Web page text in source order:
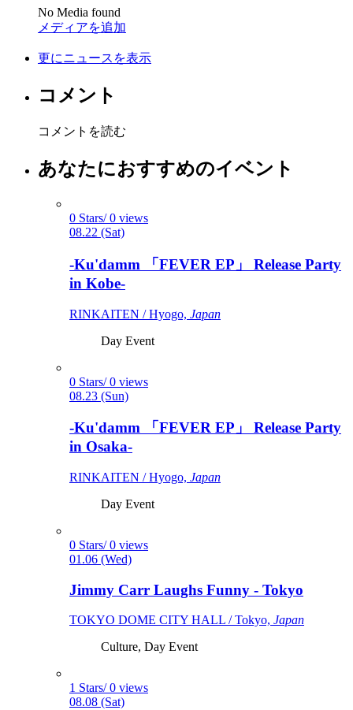
No Media found
メディアを追加
更にニュースを表示
コメント
コメントを読む
あなたにおすすめのイベント
0 Stars/ 0 views
08.22 (Sat)
-Ku'damm 「FEVER EP」 Release Party
in Kobe-
RINKAITEN / Hyogo, Japan
Day Event
0 Stars/ 0 views
08.23 (Sun)
-Ku'damm 「FEVER EP」 Release Party
in Osaka-
RINKAITEN / Hyogo, Japan
Day Event
0 Stars/ 0 views
01.06 (Wed)
Jimmy Carr Laughs Funny - Tokyo
TOKYO DOME CITY HALL / Tokyo, Japan
Culture, Day Event
1 Stars/ 0 views
08.08 (Sat)